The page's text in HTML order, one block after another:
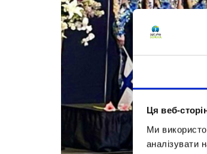
Ця веб-
Ми
аналізувати